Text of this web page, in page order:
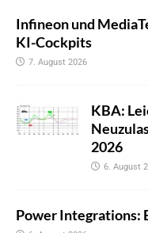
Infineon und
KI-Cockpits
7. August 2026
KBA:
2026
6. August
Power Integrations: